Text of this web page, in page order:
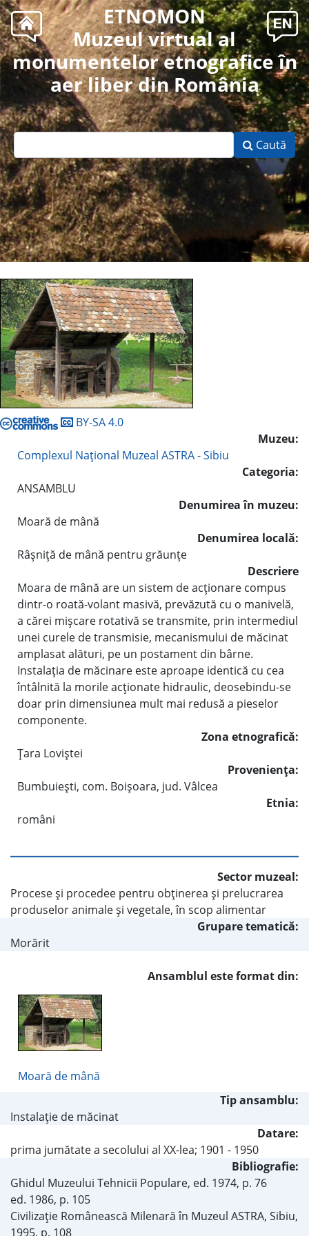
ETNOMON
Muzeul virtual al
monumentelor etnografice în
aer liber din România
Caută
BY-SA 4.0
Muzeu:
Complexul Naţional Muzeal ASTRA - Sibiu
Categoria:
ANSAMBLU
Denumirea în muzeu:
Moară de mână
Denumirea locală:
Râşniţă de mână pentru grăunţe
Descriere
Moara de mână are un sistem de acţionare compus
dintr-o roată-volant masivă, prevăzută cu o manivelă,
a cărei mişcare rotativă se transmite, prin intermediul
unei curele de transmisie, mecanismului de măcinat
amplasat alături, pe un postament din bârne.
Instalaţia de măcinare este aproape identică cu cea
întâlnită la morile acţionate hidraulic, deosebindu-se
doar prin dimensiunea mult mai redusă a pieselor
componente.
Zona etnografică:
Ţara Loviştei
Provenienţa:
Bumbuieşti, com. Boişoara, jud. Vâlcea
Etnia:
români
Sector muzeal:
Procese şi procedee pentru obţinerea şi prelucrarea
produselor animale şi vegetale, în scop alimentar
Grupare tematică:
Morărit
Ansamblul este format din:
Moară de mână
Tip ansamblu:
Instalaţie de măcinat
Datare:
prima jumătate a secolului al XX-lea; 1901 - 1950
Bibliografie:
Ghidul Muzeului Tehnicii Populare, ed. 1974, p. 76
ed. 1986, p. 105
Civilizaţie Românească Milenară în Muzeul ASTRA, Sibiu,
1995, p. 108